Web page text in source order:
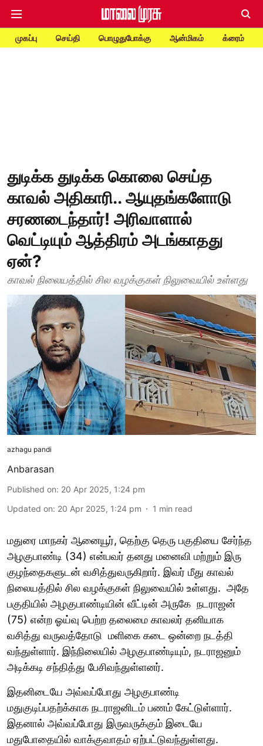
முகப்பு செய்தி பொழுதுபோக்கு ஆன்மிகம் க்ரைம்
துடிக்க துடிக்க கொலை செய்த
காவல் அதிகாரி.. ஆயுதங்களோடு
சரணடைந்தார்! அரிவாளால்
வெட்டியும் ஆத்திரம் அடங்காதது
ஏன்?
காவல் நிலையத்தில் சில வழக்குகள் நிலுவையில் உள்ளது
azhagu pandi
Anbarasan
Published on: 20 Apr 2025, 1:24 pm
Updated on: 20 Apr 2025, 1:24 pm 1 min read
மதுரை மாநகர் ஆனையூர், தெற்கு தெரு பகுதியை சேர்ந்த
அழகுபாண்டி (34) என்பவர் தனது மனைவி மற்றும் இரு
குழந்தைகளுடன் வசித்துவருகிறார். இவர் மீது காவல்
நிலையத்தில் சில வழக்குகள் நிலுவையில் உள்ளது. அதே
பகுதியில் அழகுபாண்டியின் வீட்டின் அருகே நடராஜன்
(75) என்ற ஓய்வு பெற்ற தலைமை காவலர் தனியாக
வசித்து வருவத்தோடு மளிகை கடை ஒன்றை நடத்தி
வந்துள்ளார். இந்நிலையில் அழகுபாண்டியும், நடராஜனும்
அடிக்கடி சந்தித்து பேசிவந்துள்ளனர்.
இதனிடையே அவ்வப்போது அழகுபாண்டி
மதுகுடிப்பதற்க்காக நடராஜனிடம் பணம் கேட்டுள்ளார்.
இதனால் அவ்வப்போது இருவருக்கும் இடையே
மதுபோதையில் வாக்குவாதம் ஏற்பட்டுவந்துள்ளது.